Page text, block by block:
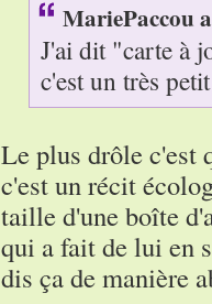
MariePaccou
J'ai dit "carte à
c'est un très
Le plus drôle c'est
c'est un récit
taille d'une boîte
qui a fait de lui en
dis ça de manière